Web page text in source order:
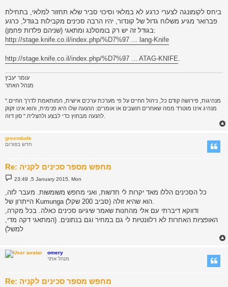
ביחס לקומונגה לצערי כרגע לא במלאי וסיכוי סביר שלא תחזור למלאי, בתחילת
פברואר מגיע משלוח גדול של קונדור, יהיו הרבה סכינים מקבילות בגודל, כרגע
בגודל זה יש רק בומסלנג ומתאגי (שניהם פלדות פחמן):
http://stage.knife.co.il/index.php/%D7%97 ... lang-Knife
http://stage.knife.co.il/index.php/%D7%97 ... ATAG-KNIFE
עומר יעבץ
מנהל האתר
"מנהיגות, פירושה קודם כל, ניהול החיים על פי מערכת ערכים אישית, המותאמת לדרך החיים.
מנהיג אינו מוטרד ממה שאחרים חושבים או אומרים: ההנעה שלו היא פנימית, והוא אינו זקוק
greendude
חדש בפורום
Re: מחפש מספר סכינים לקניה
P
o
s
t
23:49 ,5 January 2015, Mon
כל הסכינים הללו מאד יקרות לי חדשות, ואני מחפש משומשות. מעבר לזה,
ודווקא דיברתי עם אלי מהחנות שאמר שיגיעו סכינים כאלה. בכל מקרה,
האופציות האחרות לא רלוונטיות לי גם במחיר וגם בנתונים. (המתאגי דקה מדי,
למשל)
omery
מנהל אתר
Re: מחפש מספר סכינים לקניה